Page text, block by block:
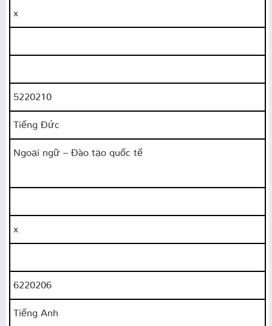
x
5220210
Tiếng Đức
Ngoại ngữ – Đào tạo quốc tế
x
6220206
Tiếng Anh